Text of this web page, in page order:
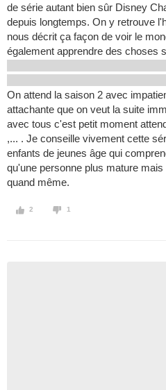
de série autant bien sûr Disney
depuis longtemps. On y retrouve
nous décrit ça façon de voir le
également apprendre des choses
On attend la saison 2 avec
attachante que on veut la suite
avec tous c'est petit moment
,... . Je conseille vivement cette
enfants de jeunes âge qui
qu'une personne plus mature
quand même.
2 1